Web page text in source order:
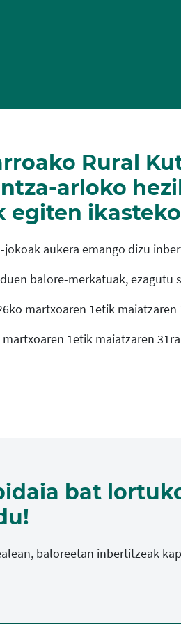
Rural
arloko
egiten ikasteko
jokoak aukera emango dizu
balore-merkatuak,
martxoaren 1etik maiatzaren
martxoaren 1etik maiatzaren
bat
baloreetan inbertitzeak